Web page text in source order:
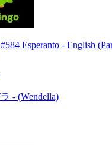
Esperanto - English
- (Wendella)